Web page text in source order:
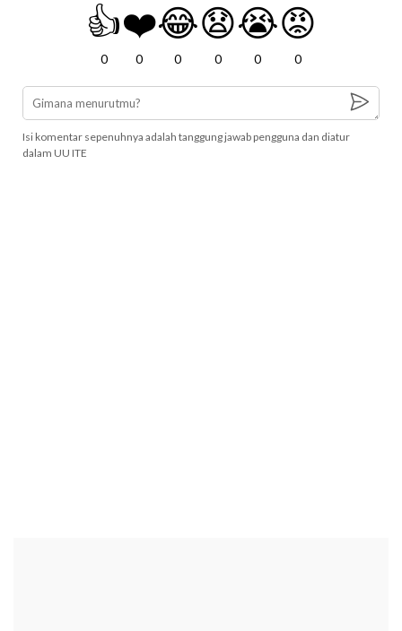
👍
0
❤️
0
😂
0
😧
0
😭
0
😡
0
Isi komentar sepenuhnya adalah tanggung jawab pengguna dan diatur
dalam UU ITE